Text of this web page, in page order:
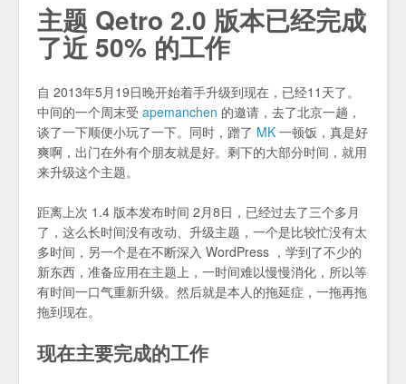
主题 Qetro 2.0 版本已经完成
了近 50% 的工作
自 2013年5月19日晚开始着手升级到现在，已经11天了。
中间的一个周末受 apemanchen 的邀请，去了北京一趟，
谈了一下顺便小玩了一下。同时，蹭了 MK 一顿饭，真是好
爽啊，出门在外有个朋友就是好。剩下的大部分时间，就用
来升级这个主题。
距离上次 1.4 版本发布时间 2月8日，已经过去了三个多月
了，这么长时间没有改动、升级主题，一个是比较忙没有太
多时间，另一个是在不断深入 WordPress ，学到了不少的
新东西，准备应用在主题上，一时间难以慢慢消化，所以等
有时间一口气重新升级。然后就是本人的拖延症，一拖再拖
拖到现在。
现在主要完成的工作